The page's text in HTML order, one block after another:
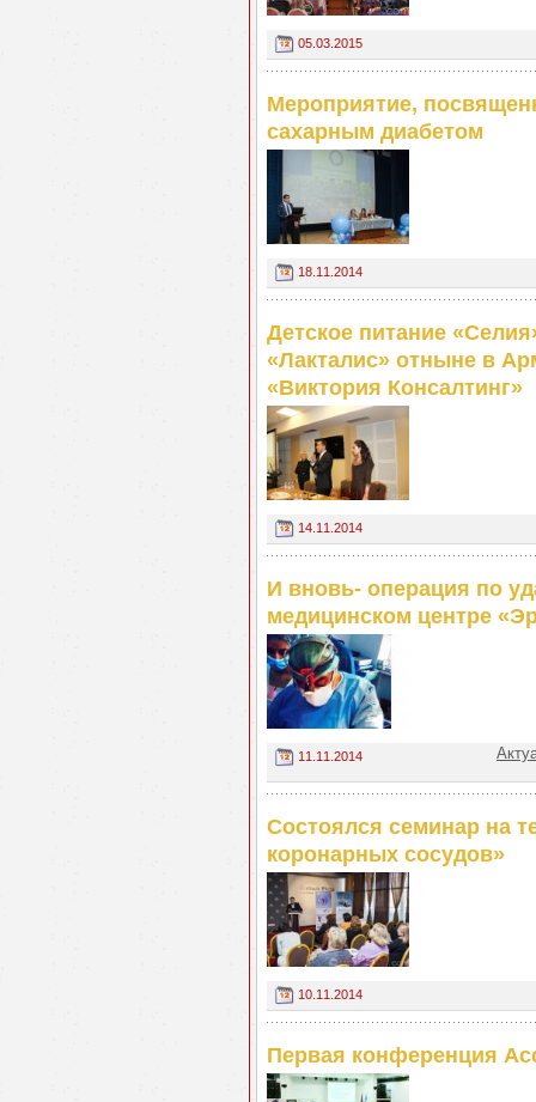
05.03.2015
Мероприятие,
сахарным диабетом
18.11.2014
Детское питание
«Лакталис» отныне в
«Виктория Консалтинг»
14.11.2014
И вновь- операция по
медицинском центре
11.11.2014
Состоялся семинар на
коронарных сосудов»
10.11.2014
Первая конференция